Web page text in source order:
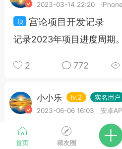
首页 藏友圈
2023-03-14 22:20
iPhone
宫论项目开发记录
记录2023年项目进度周期。
2 772
小小乐 lv.2
实名用户
2023-06-06 16:03
安卓
文章测试